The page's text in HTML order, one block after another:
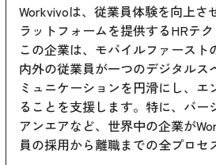
Workvivoは、従業員体験を向上さ
ラットフォームを提供するHRテク
この企業は、モバイルファースト
内外の従業員が一つのデジタルス
ミュニケーションを円滑にし、エ
ることを支援します。特に、バー
アンエアなど、世界中の企業が
員の採用から離職までの全プロセ